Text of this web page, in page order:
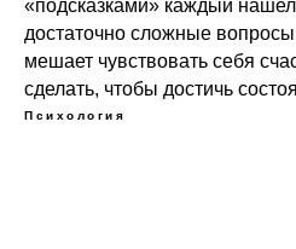
«подсказками» каждый
достаточно сложные
мешает чувствовать себя
сделать, чтобы достичь
Психология